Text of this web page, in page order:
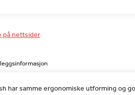
på nettsider
har samme ergonomiske utforming og